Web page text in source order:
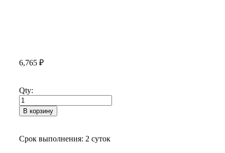
6,765 ₽
Qty:
В корзину
Срок выполнения: 2 суток